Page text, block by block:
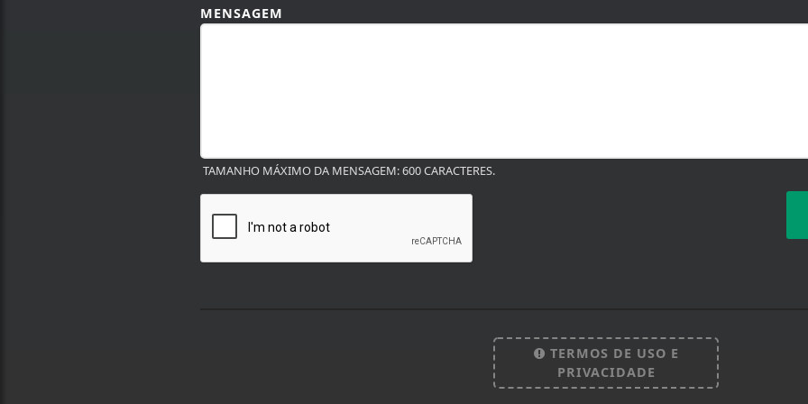
MENSAGEM
TAMANHO MÁXIMO DA MENSAGEM: 600 CARACTERES.
TERMOS DE USO E
PRIVACIDADE